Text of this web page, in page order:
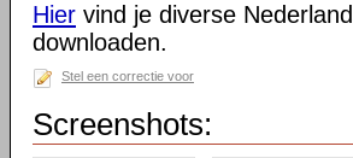
Hier vind je diverse
downloaden.
Stel een correctie voor
Screenshots: